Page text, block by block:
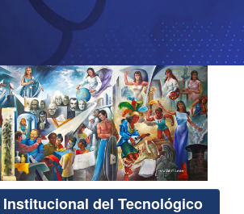
del Tecnológico